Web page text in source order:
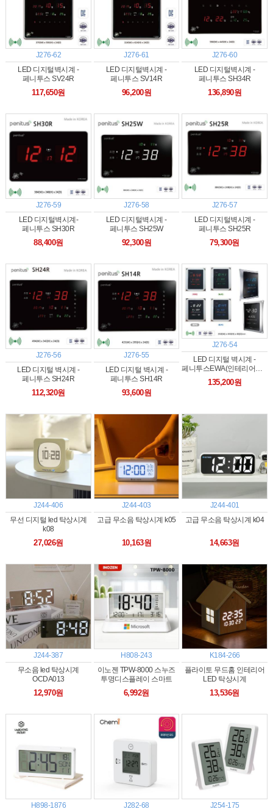
J276-62
LED 디지털벽시계 -
페니투스 SV24R
117,650원
J276-61
LED 디지털벽시계 -
페니투스 SV14R
96,200원
J276-60
LED 디지털벽시계 -
페니투스 SH34R
136,890원
J276-59
LED 디지털벽시계-
페니투스 SH30R
88,400원
J276-58
LED 디지털벽시계 -
페니투스 SH25W
92,300원
J276-57
LED 디지털벽시계 -
페니투스 SH25R
79,300원
J276-56
LED 디지털 벽시계 -
페니투스 SH24R
112,320원
J276-55
LED 디지털 벽시계 -
페니투스 SH14R
93,600원
J276-54
LED 디지털 벽시계 -
135,200원
J244-406
무선 디지털 led 탁상시계
k08
27,026원
J244-403
고급 무소음 탁상시계 k05
10,163원
J244-401
고급 무소음 탁상시계 k04
14,663원
J244-387
무소음 led 탁상시계
OCDA013
12,970원
H808-243
이노젠 TPW-8000 스누즈
투명디스플레이 스마트
탁상시계
6,992원
K184-266
플라이토 무드홈 인테리어
LED 탁상시계
13,536원
H898-1876
J282-68
J254-175